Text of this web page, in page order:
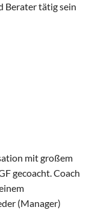
Berater tätig sein
mit großem
gecoacht. Coach
(Manager)